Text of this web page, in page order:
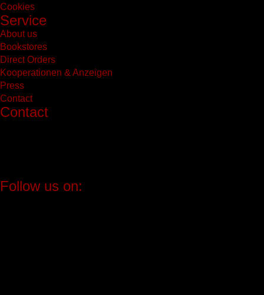
Cookies
Service
About us
Bookstores
Direct Orders
Kooperationen & Anzeigen
Press
Contact
Contact
Follow us on: